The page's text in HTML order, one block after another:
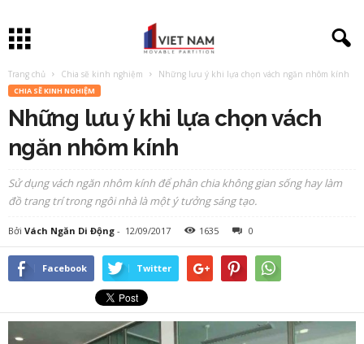
Trang chủ Chia sẽ kinh nghiệm Những lưu ý khi lựa chọn vách ngăn nhôm kính
CHIA SẼ KINH NGHIỆM
Những lưu ý khi lựa chọn vách
ngăn nhôm kính
Sử dụng vách ngăn nhôm kính để phân chia không gian sống hay làm
đồ trang trí trong ngôi nhà là một ý tưởng sáng tạo.
Bởi Vách Ngăn Di Động - 12/09/2017 1635 0
Facebook Twitter